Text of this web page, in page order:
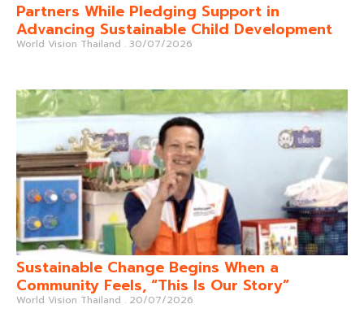
Partners While Pledging Support in
Advancing Sustainable Child Development
World Vision Thailand 30/07/2026
Sustainable Change Begins When a
Community Feels, “This Is Our Story”
World Vision Thailand 20/07/2026